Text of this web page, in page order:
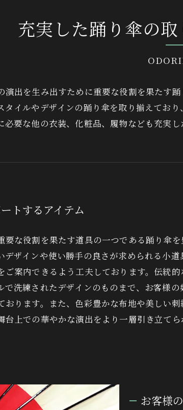
充実した踊り傘の
演出を生み出すために重要な役割を果たす
タイルやデザインの踊り傘を取り揃えてお
要な他の衣装、化粧品、履物なども充実
トするアイテム
要な役割を果たす道具の一つである踊り傘を
ザインや使い勝手の良さが求められる小道
ご案内できるよう工夫しております。伝統
洗練されたデザインのものまで、お客様の
おります。また、色彩豊かな布地や美しい
台上での華やかな演出をより一層引き立て
お客様